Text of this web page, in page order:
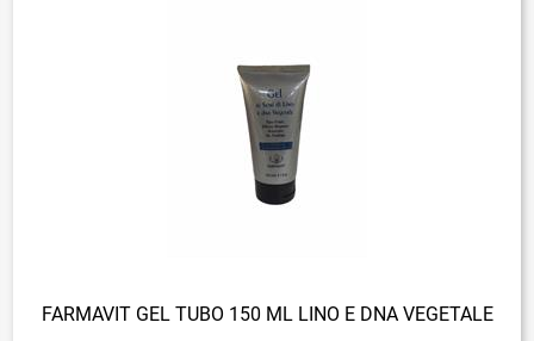
FARMAVIT GEL TUBO 150 ML LINO E DNA VEGETALE